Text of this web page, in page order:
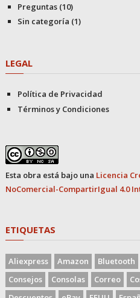
Preguntas(10)
Sin categoría (1)
LEGAL
Política de Privacidad
Términos y Condiciones
Esta obra está bajo una Licencia
NoComercial-CompartirIgual 4.0
ETIQUETAS
Aliexpress Amazon Bluetooth
Consejos
Consolas Correo